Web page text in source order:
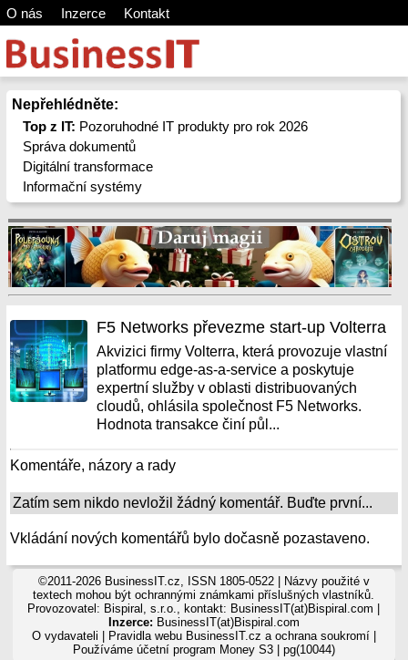
O nás Inzerce Kontakt
Nepřehlédněte:
Top z IT: Pozoruhodné IT produkty pro rok 2026
Správa dokumentů
Digitální transformace
Informační systémy
F5 Networks převezme start-up Volterra
Akvizici firmy Volterra, která provozuje vlastní
platformu edge-as-a-service a poskytuje
expertní služby v oblasti distribuovaných
cloudů, ohlásila společnost F5 Networks.
Hodnota transakce činí půl...
Komentáře, názory a rady
Zatím sem nikdo nevložil žádný komentář. Buďte první...
Vkládání nových komentářů bylo dočasně pozastaveno.
©2011-2026 BusinessIT.cz, ISSN 1805-0522 | Názvy použité v
textech mohou být ochrannými známkami příslušných vlastníků.
Provozovatel: Bispiral, s.r.o., kontakt: BusinessIT(at)Bispiral.com |
Inzerce: BusinessIT(at)Bispiral.com
O vydavateli
Pravidla webu BusinessIT.cz a ochrana soukromí|
Používáme účetní program Money S3| pg(10044)